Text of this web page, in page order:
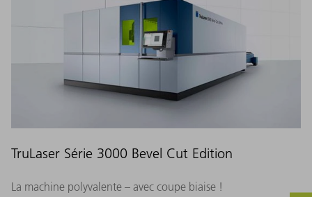
TruLaser Série 3000 Bevel Cut Edition
La machine polyvalente – avec coupe biaise !